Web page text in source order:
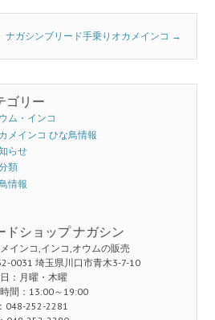
ナガシンブリード手乗りオカメインコ →
ゴリー
ム・インコ
メインコ ひな鳥情報
らせ
類
情報
ドショップ ナガシン
インコ,インコ,オウムの販売
0031 埼玉県川口市青木3-7-10
：月曜・木曜
間：13:00～19:00
048-252-2281